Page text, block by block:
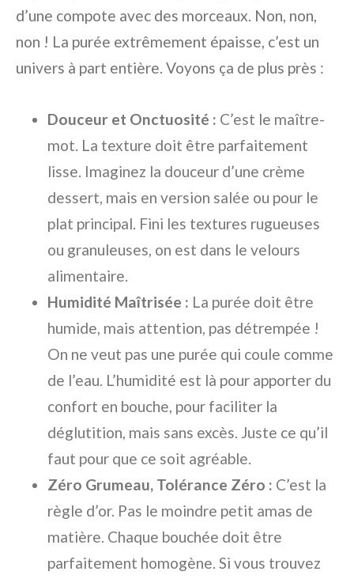
d’une compote avec des morceaux. Non, non,
non ! La purée extrêmement épaisse, c’est un
univers à part entière. Voyons ça de plus près :
Douceur et Onctuosité : C’est le maître-
mot. La texture doit être parfaitement
lisse. Imaginez la douceur d’une crème
dessert, mais en version salée ou pour le
plat principal. Fini les textures rugueuses
ou granuleuses, on est dans le velours
alimentaire.
Humidité Maîtrisée : La purée doit être
humide, mais attention, pas détrempée !
On ne veut pas une purée qui coule comme
de l’eau. L’humidité est là pour apporter du
confort en bouche, pour faciliter la
déglutition, mais sans excès. Juste ce qu’il
faut pour que ce soit agréable.
Zéro Grumeau, Tolérance Zéro : C’est la
règle d’or. Pas le moindre petit amas de
matière. Chaque bouchée doit être
parfaitement homogène. Si vous trouvez